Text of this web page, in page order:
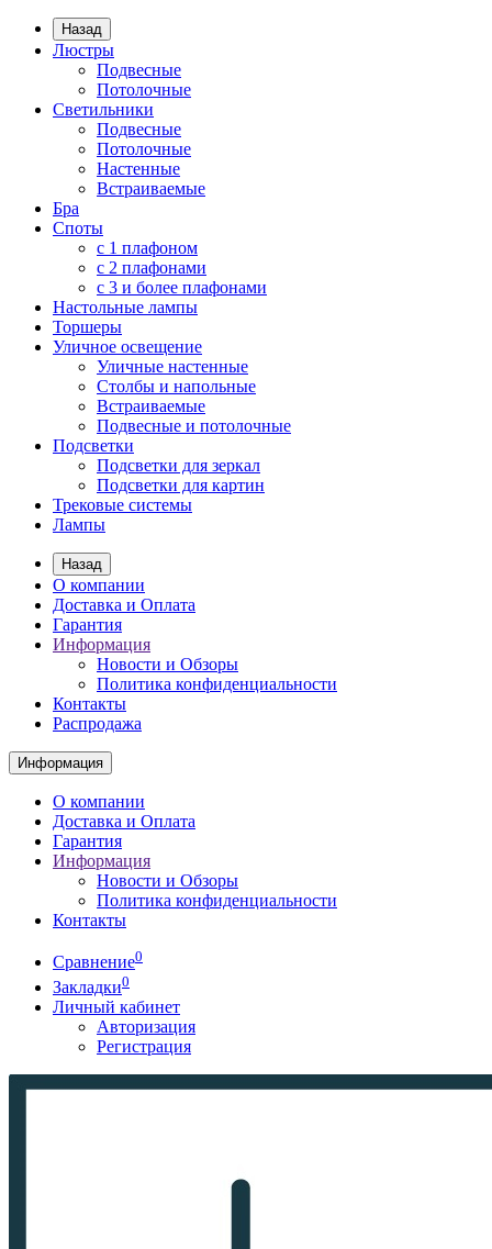
Назад
Люстры
Подвесные
Потолочные
Светильники
Подвесные
Потолочные
Настенные
Встраиваемые
Бра
Споты
с 1 плафоном
с 2 плафонами
с 3 и более плафонами
Настольные лампы
Торшеры
Уличное освещение
Уличные настенные
Столбы и напольные
Встраиваемые
Подвесные и потолочные
Подсветки
Подсветки для зеркал
Подсветки для картин
Трековые системы
Лампы
Назад
О компании
Доставка и Оплата
Гарантия
Информация
Новости и Обзоры
Политика конфиденциальности
Контакты
Распродажа
Информация
О компании
Доставка и Оплата
Гарантия
Информация
Новости и Обзоры
Политика конфиденциальности
Контакты
Сравнение0
Закладки0
Личный кабинет
Авторизация
Регистрация